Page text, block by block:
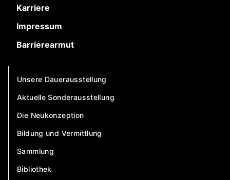
Karriere
Impressum
Barrierearmut
Unsere Dauerausstellung
Aktuelle Sonderausstellung
Die Neukonzeption
Bildung und Vermittlung
Sammlung
Bibliothek